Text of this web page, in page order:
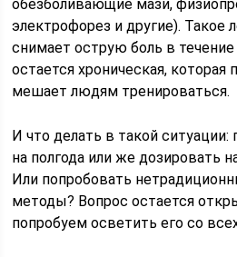
обезболивающие мази,
электрофорез и другие). Такое
снимает острую боль в
остается хроническая, которая
мешает людям тренироваться.
И что делать в такой ситуации:
на полгода или же дозировать
Или попробовать
методы? Вопрос остается
попробуем осветить его со